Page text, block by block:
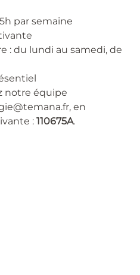
par semaine
: du lundi au samedi, de
notre équipe
en
:110675A.